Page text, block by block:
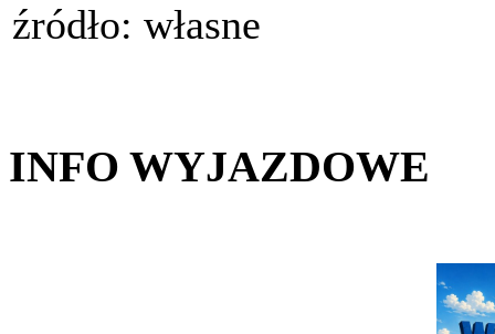
źródło: własne
INFO WYJAZDOWE